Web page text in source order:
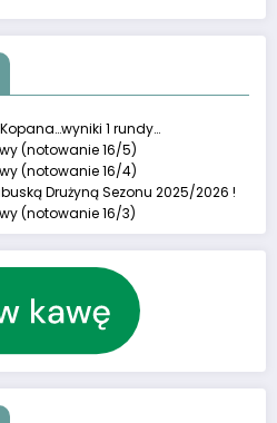
1 rundy…
(notowanie 16/5)
(notowanie 16/4)
Drużyną Sezonu 2025/2026 !
(notowanie 16/3)